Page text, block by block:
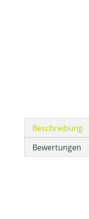
Beschreibung
Bewertungen